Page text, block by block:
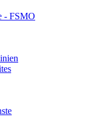
- FSMO